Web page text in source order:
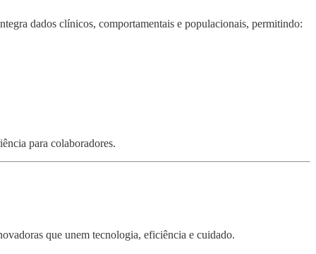
dados clínicos, comportamentais e populacionais, permitindo:
para colaboradores.
que unem tecnologia, eficiência e cuidado.